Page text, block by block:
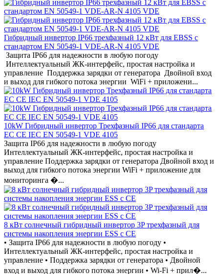
Гибридный инвертор IP66 трехфазный 12 кВт для EBSS с
стандартом EN 50549-1 VDE-AR-N 4105 VDE
Защита IP66 для надежности в любую погоду
Интеллектуальный ЖК-интерфейс, простая настройка и
управление Поддержка зарядки от генератора Двойной вход
и выход для гибкого потока энергии WiFi + приложени...
10kW Гибридный инвертор Трехфазный IP66 для стандарта
ЕС CE IEC EN 50549-1 VDE 4105
Защита IP66 для надежности в любую погоду
Интеллектуальный ЖК-интерфейс, простая настройка и
управление Поддержка зарядки от генератора Двойной вход и
выход для гибкого потока энергии WiFi + приложение для
мониторинга �...
8 кВт солнечный гибридный инвертор 3P трехфазный для
системы накопления энергии ESS с CE
• Защита IP66 для надежности в любую погоду •
Интеллектуальный ЖК-интерфейс, простая настройка и
управление • Поддержка зарядки от генератора • Двойной
вход и выход для гибкого потока энергии • Wi-Fi + прил�...